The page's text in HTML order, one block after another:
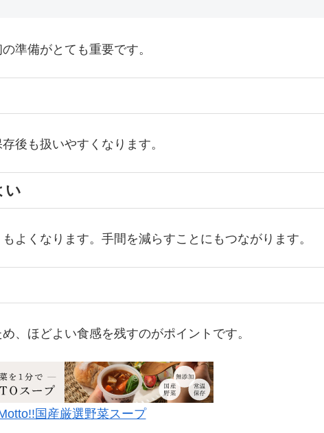
準備がとても重要です。
後も扱いやすくなります。
い
よくなります。手間を減らすことにもつながります。
、ほどよい食感を残すのがポイントです。
国産厳選野菜スープ